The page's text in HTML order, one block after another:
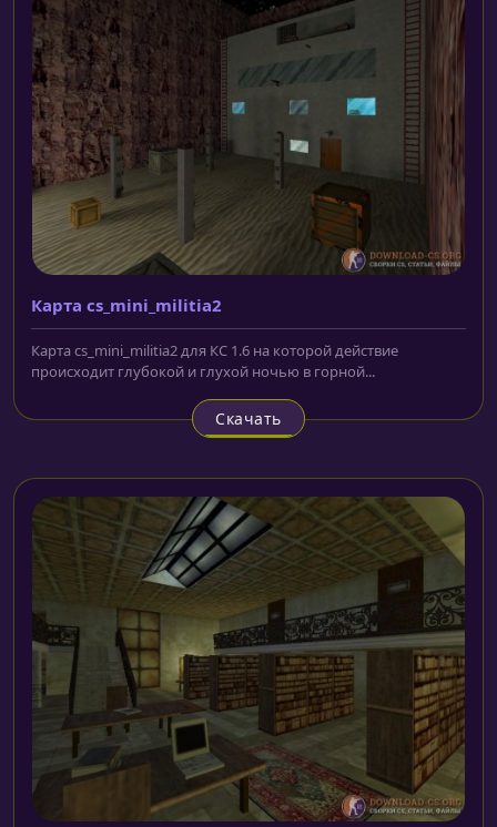
Карта cs_mini_militia2
Карта cs_mini_militia2 для КС 1.6 на которой действие
происходит глубокой и глухой ночью в горной...
Скачать